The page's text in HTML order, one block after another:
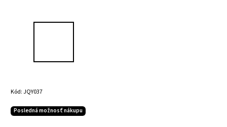
Kód:JQY037
Posledná možnosť nákupu